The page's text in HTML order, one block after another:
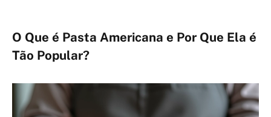
O Que é Pasta Americana e Por Que Ela é
Tão Popular?